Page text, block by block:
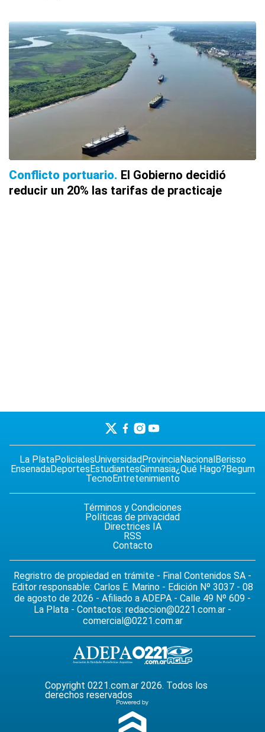
Conflicto portuario El Gobierno decidió
reducir un 20% las tarifas de practicaje
La PlataPolicialesUniversidadProvinciaNacionalBerisso
EnsenadaDeportesEstudiantesGimnasia¿Qué Hago?Begum
TecnoEntretenimiento
Términos y Condiciones
Políticas de privacidad
Directrices IA
RSS
Contacto
Regristro de propiedad en trámite - Final Contenidos SA -
Editor responsable: Carlos E. Marino - Edición Nº 3037 - 08
de agosto de 2026 - Afiliado a ADEPA - Calle 49 Nº 609 -
La Plata - Contactos: redaccion@0221.com.ar -
comercial@0221.com.ar
Copyright 0221.com.ar 2026. Todos los
derechos reservados